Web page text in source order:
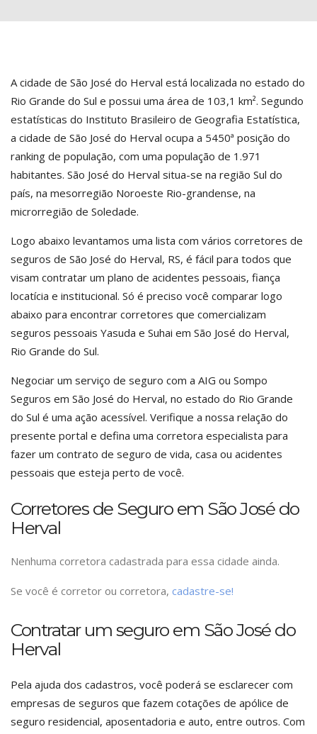
A cidade de São José do Herval está localizada no estado do
Rio Grande do Sul e possui uma área de 103,1 km². Segundo
estatísticas do Instituto Brasileiro de Geografia Estatística,
a cidade de São José do Herval ocupa a 5450ª posição do
ranking de população, com uma população de 1.971
habitantes. São José do Herval situa-se na região Sul do
país, na mesorregião Noroeste Rio-grandense, na
microrregião de Soledade.
Logo abaixo levantamos uma lista com vários corretores de
seguros de São José do Herval, RS, é fácil para todos que
visam contratar um plano de acidentes pessoais, fiança
locatícia e institucional. Só é preciso você comparar logo
abaixo para encontrar corretores que comercializam
seguros pessoais Yasuda e Suhai em São José do Herval,
Rio Grande do Sul.
Negociar um serviço de seguro com a AIG ou Sompo
Seguros em São José do Herval, no estado do Rio Grande
do Sul é uma ação acessível. Verifique a nossa relação do
presente portal e defina uma corretora especialista para
fazer um contrato de seguro de vida, casa ou acidentes
pessoais que esteja perto de você.
Corretores de Seguro em São José do
Herval
Nenhuma corretora cadastrada para essa cidade ainda.
Se você é corretor ou corretora, cadastre-se!
Contratar um seguro em São José do
Herval
Pela ajuda dos cadastros, você poderá se esclarecer com
empresas de seguros que fazem cotações de apólice de
seguro residencial, aposentadoria e auto, entre outros. Com